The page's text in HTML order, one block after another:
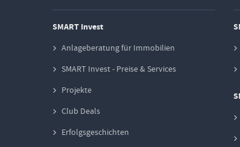
SMART Invest
Anlageberatung für Immobilien
SMART Invest - Preise & Services
Projekte
Club Deals
Erfolgsgeschichten